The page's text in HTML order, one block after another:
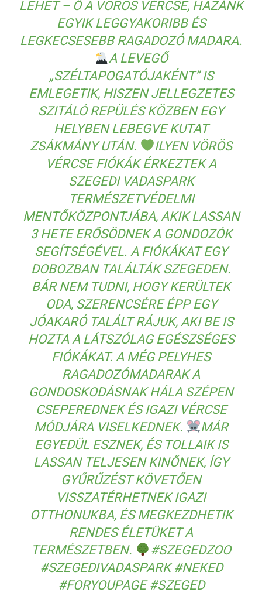
LEHET – Ő A VÖRÖS VÉRCSE, HAZÁNK
EGYIK LEGGYAKORIBB ÉS
LEGKECSESEBB RAGADOZÓ MADARA.
A LEVEGŐ
„SZÉLTAPOGATÓJAKÉNT” IS
EMLEGETIK, HISZEN JELLEGZETES
SZITÁLÓ REPÜLÉS KÖZBEN EGY
HELYBEN LEBEGVE KUTAT
ZSÁKMÁNY UTÁN.
ILYEN VÖRÖS
VÉRCSE FIÓKÁK ÉRKEZTEK A
SZEGEDI VADASPARK
TERMÉSZETVÉDELMI
MENTŐKÖZPONTJÁBA, AKIK LASSAN
3 HETE ERŐSÖDNEK A GONDOZÓK
SEGÍTSÉGÉVEL. A FIÓKÁKAT EGY
DOBOZBAN TALÁLTÁK SZEGEDEN.
BÁR NEM TUDNI, HOGY KERÜLTEK
ODA, SZERENCSÉRE ÉPP EGY
JÓAKARÓ TALÁLT RÁJUK, AKI BE IS
HOZTA A LÁTSZÓLAG EGÉSZSÉGES
FIÓKÁKAT. A MÉG PELYHES
RAGADOZÓMADARAK A
GONDOSKODÁSNAK HÁLA SZÉPEN
CSEPEREDNEK ÉS IGAZI VÉRCSE
MÓDJÁRA VISELKEDNEK.
MÁR
EGYEDÜL ESZNEK, ÉS TOLLAIK IS
LASSAN TELJESEN KINŐNEK, ÍGY
GYŰRŰZÉST KÖVETŐEN
VISSZATÉRHETNEK IGAZI
OTTHONUKBA, ÉS MEGKEZDHETIK
RENDES ÉLETÜKET A
TERMÉSZETBEN.
#SZEGEDZOO
#SZEGEDIVADASPARK #NEKED
#FORYOUPAGE #SZEGED